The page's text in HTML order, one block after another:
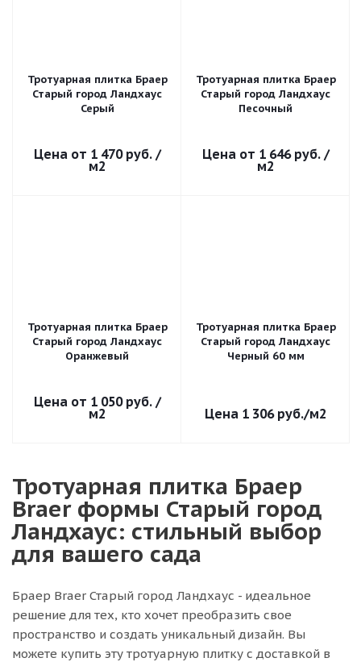
Тротуарная плитка Браер
Старый город Ландхаус
Серый
1 470 руб. /
м2
Тротуарная плитка Браер
Старый город Ландхаус
Песочный
1 646 руб. /
м2
Тротуарная плитка Браер
Старый город Ландхаус
Оранжевый
1 050 руб. /
м2
Тротуарная плитка Браер
Старый город Ландхаус
Черный 60 мм
1 306руб./м2
Тротуарная плитка Браер
Braer формы Старый город
Ландхаус: стильный выбор
для вашего сада
Браер Braer Старый город Ландхаус - идеальное
решение для тех, кто хочет преобразить свое
пространство и создать уникальный дизайн. Вы
можете купить эту тротуарную плитку с доставкой в